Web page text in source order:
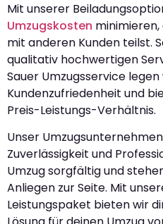
Mit unserer
Umzugskosten
mit anderen Kunden teilst.
qualitativ hochwertigen
Sauer Umzugsservice
Kundenzufriedenheit und
Preis-Leistungs-Verhältnis.
Unser
Zuverlässigkeit und
Umzug sorgfältig und
Anliegen zur Seite. Mit
Leistungspaket bieten wir